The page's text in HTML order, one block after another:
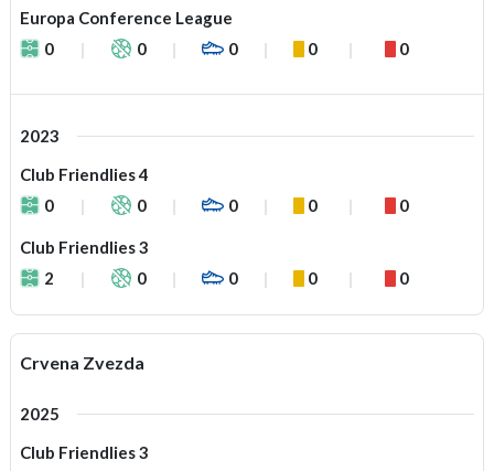
Europa Conference League
0
0 0 0 0
2023
Club Friendlies 4
0
0 0 0 0
Club Friendlies 3
2
0 0 0 0
Crvena Zvezda
2025
Club Friendlies 3